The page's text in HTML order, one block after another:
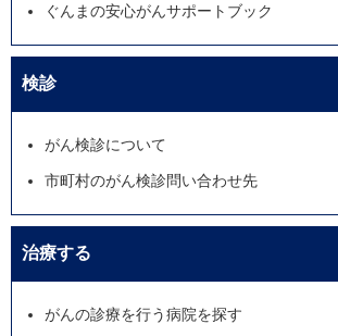
ぐんまの安心がんサポートブック
検診
がん検診について
市町村のがん検診問い合わせ先
治療する
がんの診療を行う病院を探す